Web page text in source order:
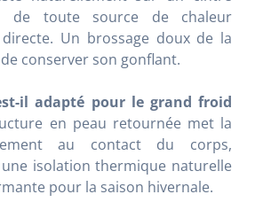
de toute source de chaleur
Un brossage doux de la
conserver son gonflant.
il adapté pour le grand froid
en peau retournée met la
au contact du corps,
isolation thermique naturelle
pour la saison hivernale.